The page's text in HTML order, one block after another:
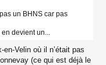
un BHNS car pas
devient un...
Velin où il n’était pas
(ce qui est déjà le